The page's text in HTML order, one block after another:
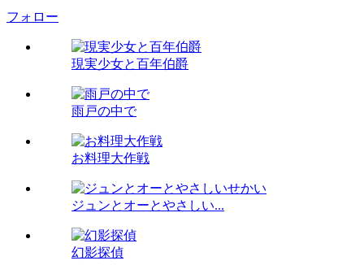
フォロー
現実少女と百年伯爵
雨戸の中で
お料理大作戦
ジュンとオーとやさしい...
幻影探偵